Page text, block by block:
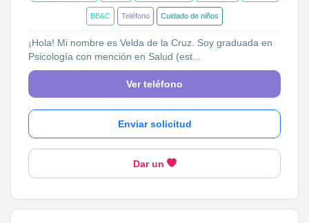
BB&C
Edades de mis pequeños
Menos de 6 meses 6 meses a 1 año
Idiomas del dudú
BB&C Teléfono Cuidado de niños
¡Hola! Mi nombre es Velda de la Cruz. Soy graduada en
Psicología con mención en Salud (est...
Ver teléfono
Enviar solicitud
Dar un